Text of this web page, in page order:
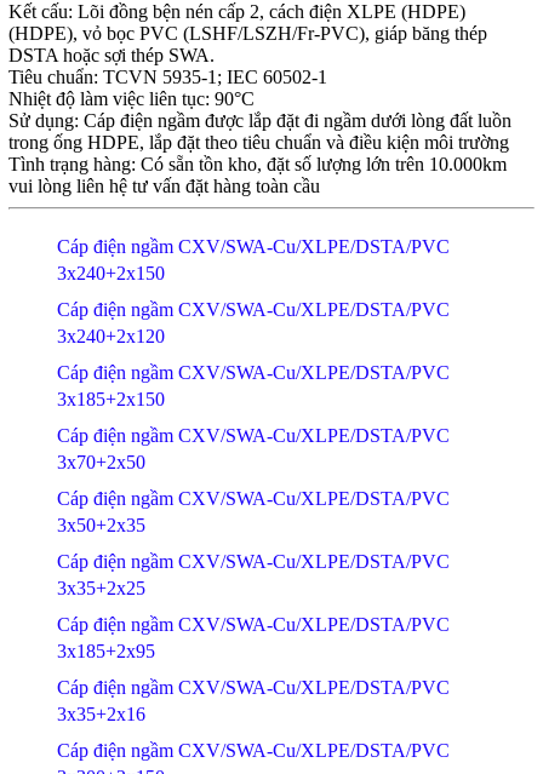
Kết cấu: Lõi đồng bện nén cấp 2, cách điện XLPE (HDPE)
(HDPE), vỏ bọc PVC (LSHF/LSZH/Fr-PVC), giáp băng thép
DSTA hoặc sợi thép SWA.
Tiêu chuẩn: TCVN 5935-1; IEC 60502-1
Nhiệt độ làm việc liên tục: 90°C
Sử dụng: Cáp điện ngầm được lắp đặt đi ngầm dưới lòng đất luồn
trong ống HDPE, lắp đặt theo tiêu chuẩn và điều kiện môi trường
Tình trạng hàng: Có sẵn tồn kho, đặt số lượng lớn trên 10.000km
vui lòng liên hệ tư vấn đặt hàng toàn cầu
Cáp điện ngầm CXV/SWA-Cu/XLPE/DSTA/PVC
3x240+2x150
Cáp điện ngầm CXV/SWA-Cu/XLPE/DSTA/PVC
3x240+2x120
Cáp điện ngầm CXV/SWA-Cu/XLPE/DSTA/PVC
3x185+2x150
Cáp điện ngầm CXV/SWA-Cu/XLPE/DSTA/PVC
3x70+2x50
Cáp điện ngầm CXV/SWA-Cu/XLPE/DSTA/PVC
3x50+2x35
Cáp điện ngầm CXV/SWA-Cu/XLPE/DSTA/PVC
3x35+2x25
Cáp điện ngầm CXV/SWA-Cu/XLPE/DSTA/PVC
3x185+2x95
Cáp điện ngầm CXV/SWA-Cu/XLPE/DSTA/PVC
3x35+2x16
Cáp điện ngầm CXV/SWA-Cu/XLPE/DSTA/PVC